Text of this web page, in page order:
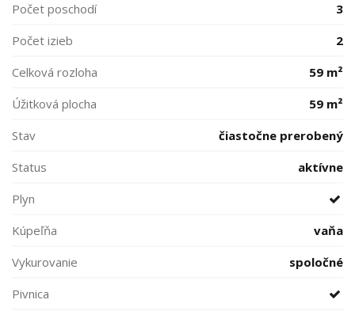
Počet poschodí
3
Počet izieb
2
Celková rozloha
59 m²
Úžitková plocha
59 m²
Stav
čiastočne prerobený
Status
aktívne
Plyn
Kúpeľňa
vaňa
Vykurovanie
spoločné
Pivnica